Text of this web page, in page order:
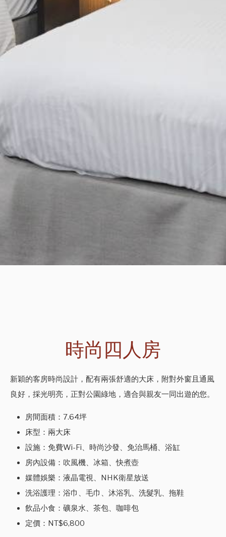
時尚四人房
新穎的客房時尚設計，配有兩張舒適的大床，附對外窗且通風
良好，採光明亮，正對公園綠地，適合與親友一同出遊的您。
房間面積：7.64坪
床型：兩大床
設施：免費Wi-Fi、時尚沙發、免治馬桶、浴缸
房內設備：吹風機、冰箱、快煮壺
媒體娛樂：液晶電視、NHK衛星放送
洗浴護理：浴巾、毛巾、沐浴乳、洗髮乳、拖鞋
飲品小食：礦泉水、茶包、咖啡包
定價：NT$6,800